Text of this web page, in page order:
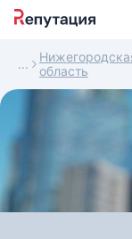
область